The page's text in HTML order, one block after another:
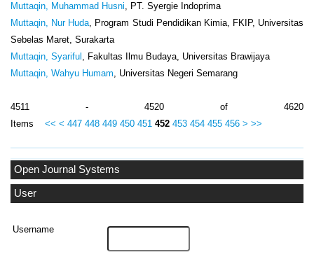
Open Journal Systems
User
Username
Muttaqin, Muhammad Husni, PT. Syergie Indoprima
Muttaqin, Nur Huda, Program Studi Pendidikan Kimia, FKIP, Universitas
Sebelas Maret, Surakarta
Muttaqin, Syariful , Fakultas Ilmu Budaya, Universitas Brawijaya
Muttaqin, Wahyu Humam, Universitas Negeri Semarang
4511 - 4520 of 4620
Items << < 447 448 449 450 451 452 453 454 455 456 > >>